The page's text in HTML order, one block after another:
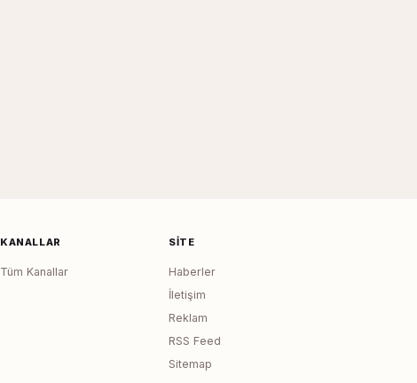
KANALLAR
Tüm Kanallar
SITE
Haberler
İletişim
Reklam
RSS Feed
Sitemap